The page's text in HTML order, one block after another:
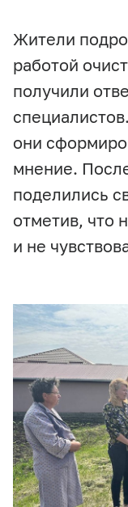
Жители
работой
получили
они
мнение.
поделились
отметив, что
и не